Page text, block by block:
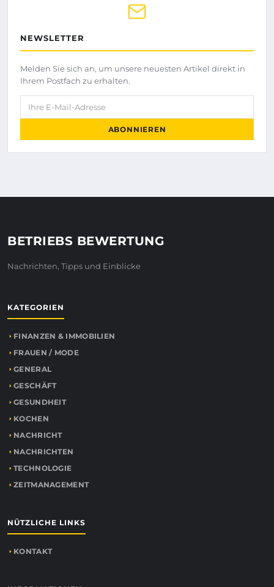
NEWSLETTER
Melden Sie sich an, um unsere neuesten Artikel direkt in
Ihrem Postfach zu erhalten.
Ihre E-Mail-Adresse
ABONNIEREN
BETRIEBS BEWERTUNG
Nachrichten, Tipps und Einblicke
KATEGORIEN
FINANZEN & IMMOBILIEN
FRAUEN / MODE
GENERAL
GESCHÄFT
GESUNDHEIT
KOCHEN
NACHRICHT
NACHRICHTEN
TECHNOLOGIE
ZEITMANAGEMENT
NÜTZLICHE LINKS
KONTAKT